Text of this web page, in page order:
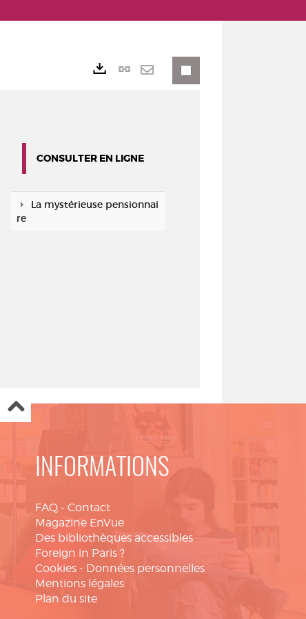
Lien
CONSULTER EN LIGNE
La mystérieuse pensionnai
re
INFORMATIONS
FAQ - Contact
Magazine EnVue
Des bibliothèques accessibles
Foreign in Paris ?
Cookies - Données personnelles
Mentions légales
Plan du site